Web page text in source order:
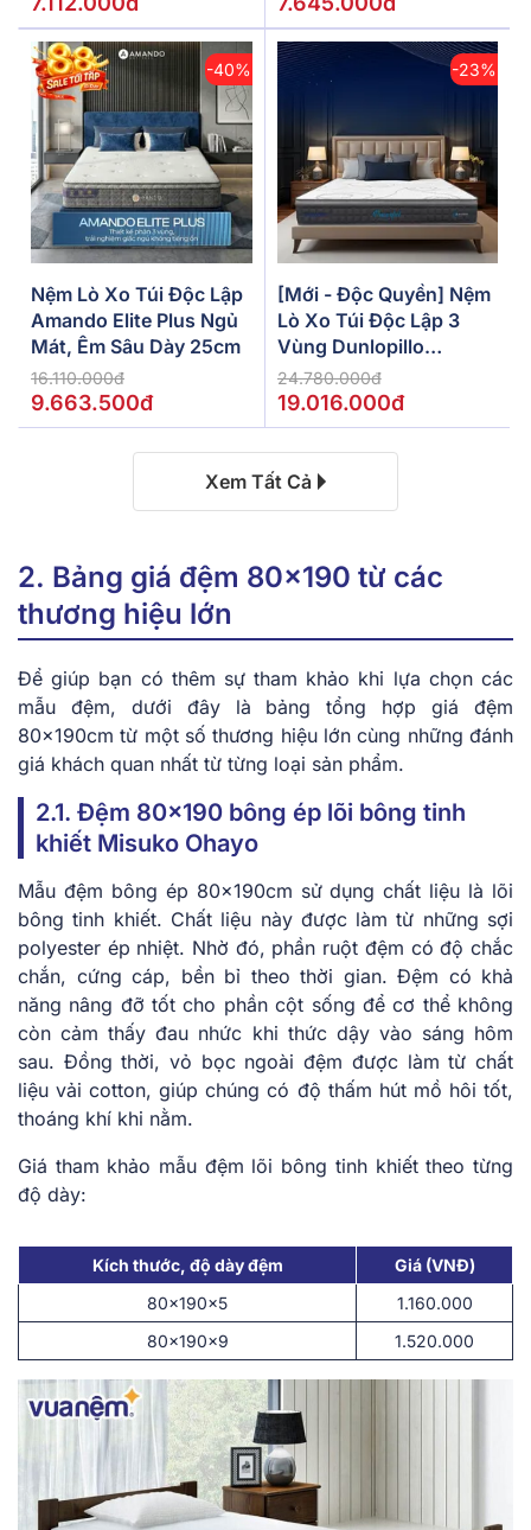
-40%
Nệm Lò Xo Túi Độc Lập
Amando Elite Plus Ngủ
Mát, Êm Sâu Dày 25cm
16.110.000đ
9.663.500đ
-23%
[Mới - Độc Quyền] Nệm
Lò Xo Túi Độc Lập 3
Vùng Dunlopillo
De.Stress Powerful
24.780.000đ
19.016.000đ
Xem Tất Cả
2. Bảng giá đệm 80×190 từ các
thương hiệu lớn
Để giúp bạn có thêm sự tham khảo khi lựa chọn các
mẫu đệm, dưới đây là bảng tổng hợp giá đệm
80x190cm từ một số thương hiệu lớn cùng những đánh
giá khách quan nhất từ từng loại sản phẩm.
2.1. Đệm 80×190 bông ép lõi bông tinh
khiết Misuko Ohayo
Mẫu đệm bông ép 80x190cm sử dụng chất liệu là lõi
bông tinh khiết. Chất liệu này được làm từ những sợi
polyester ép nhiệt. Nhờ đó, phần ruột đệm có độ chắc
chắn, cứng cáp, bền bỉ theo thời gian. Đệm có khả
năng nâng đỡ tốt cho phần cột sống để cơ thể không
còn cảm thấy đau nhức khi thức dậy vào sáng hôm
sau. Đồng thời, vỏ bọc ngoài đệm được làm từ chất
liệu vải cotton, giúp chúng có độ thấm hút mồ hôi tốt,
thoáng khí khi nằm.
Giá tham khảo mẫu đệm lõi bông tinh khiết theo từng
độ dày:
Kích thước, độ dày đệm
Giá (VNĐ)
80x190x5
1.160.000
80x190x9
1.520.000